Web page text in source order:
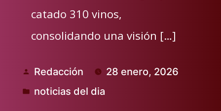
catado 310 vinos,
consolidando una visión […]
Publicado
por
Redacción 28 enero, 2026
Publicado
noticias del dia